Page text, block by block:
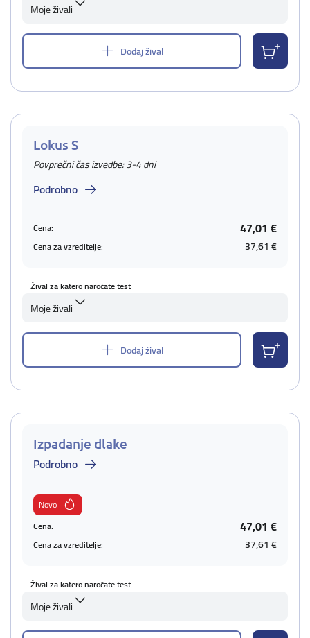
Moje živali
Dodaj žival
Lokus S
Povprečni čas izvedbe: 3-4 dni
Podrobno
Cena: 47,01 €
Cena za vzreditelje: 37,61 €
Žival za katero naročate test
Moje živali
Dodaj žival
Izpadanje dlake
Podrobno
Novo
Cena:
47,01 €
Cena za vzreditelje: 37,61 €
Žival za katero naročate test
Moje živali